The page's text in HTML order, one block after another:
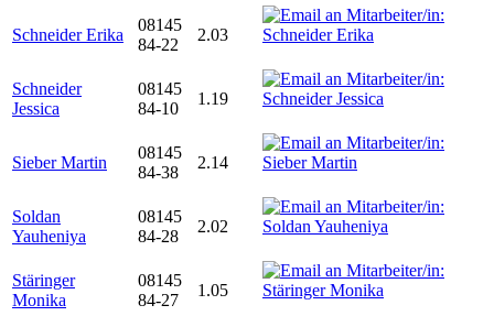
Schneider Erika
08145
84-22
2.03
Schneider
Jessica
08145
84-10
1.19
Sieber Martin
08145
84-38
2.14
Soldan
Yauheniya
08145
84-28
2.02
Stäringer
Monika
08145
84-27
1.05